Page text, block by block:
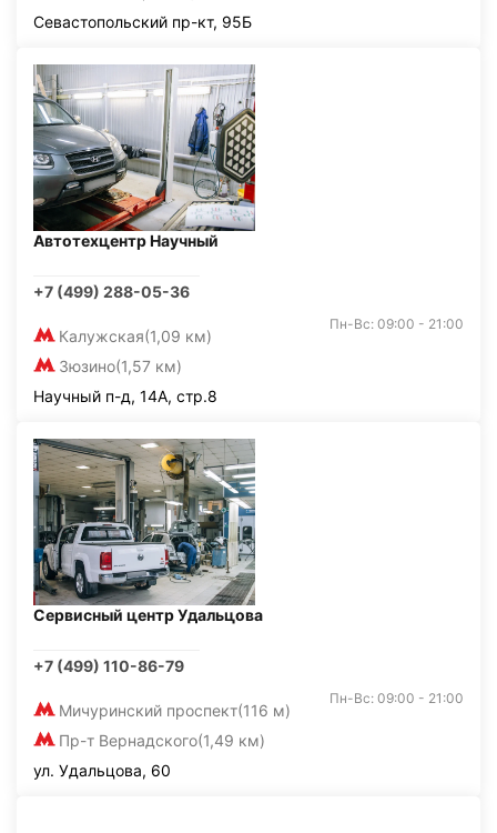
Севастопольский пр-кт, 95Б
Автотехцентр Научный
+7 (499) 288-05-36
Калужская(1,09 км)
Зюзино(1,57 км)
Пн-Вс: 09:00 - 21:00
Научный п-д, 14А, стр.8
Сервисный центр Удальцова
+7 (499) 110-86-79
Мичуринский проспект(116 м)
Пр-т Вернадского(1,49 км)
Пн-Вс: 09:00 - 21:00
ул. Удальцова, 60